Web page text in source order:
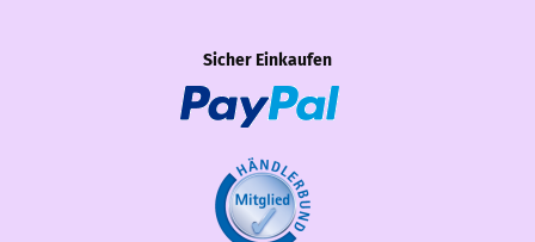
Sicher Einkaufen